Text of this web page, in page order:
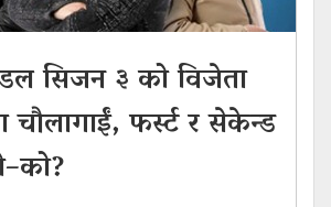
सिजन ३ को विजेता
चौलागाईं, फर्स्ट र सेकेन्ड